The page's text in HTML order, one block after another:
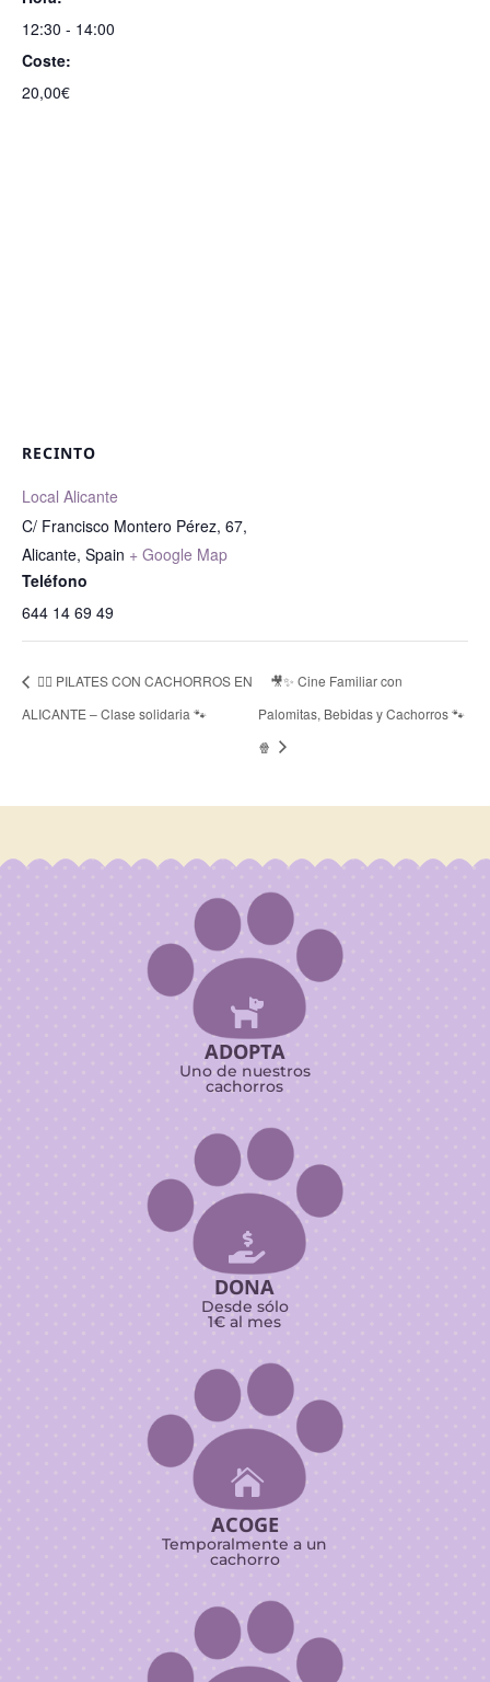
12:30 - 14:00
Coste:
20,00€
RECINTO
Local Alicante
C/ Francisco Montero Pérez, 67,
Alicante, Spain + Google Map
Teléfono
644 14 69 49
🧘‍♀️ PILATES CON CACHORROS EN
ALICANTE – Clase solidaria 🐾
🎥✨ Cine Familiar con
Palomitas, Bebidas y Cachorros 🐾
🍿

ADOPTA
Uno de nuestros
cachorros

DONA
Desde sólo
1€ al mes

ACOGE
Temporalmente a un
cachorro